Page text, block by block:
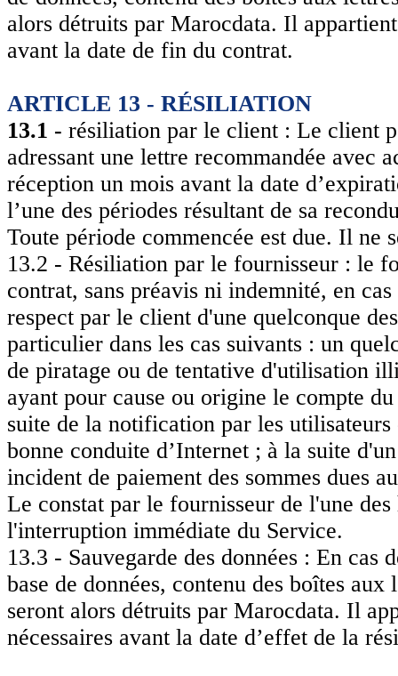
alors détruits par Marocdata. Il
avant la date de fin du contrat.
ARTICLE 13 - RÉSILIATION
13.1 - résiliation par le client : Le client
adressant une lettre recommandée avec
réception un mois avant la date
l’une des périodes résultant de sa
Toute période commencée est due. Il ne
13.2 - Résiliation par le fournisseur : le
contrat, sans préavis ni indemnité, en cas
respect par le client d'une quelconque
particulier dans les cas suivants : un
de piratage ou de tentative d'utilisation
ayant pour cause ou origine le compte
suite de la notification par les
bonne conduite d’Internet ; à la suite d'un
incident de paiement des sommes dues
Le constat par le fournisseur de l'une
l'interruption immédiate du Service.
13.3 - Sauvegarde des données : En
base de données, contenu des boîtes aux
seront alors détruits par Marocdata. Il
nécessaires avant la date d’effet de la